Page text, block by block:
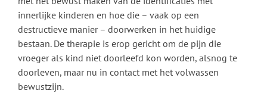
innerlijke kinderen en hoe die – vaak op een
destructieve manier – doorwerken in het huidige
bestaan. De therapie is erop gericht om de pijn die
vroeger als kind niet doorleefd kon worden, alsnog te
doorleven, maar nu in contact met het volwassen
bewustzijn.